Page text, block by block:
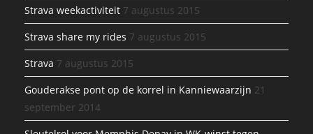
Strava weekactiviteit 7 augustus 2015
Strava share my rides 7 augustus 2015
Strava 7 augustus 2015
Gouderakse pont op de korrel in Kanniewaarzijn 21
september 2014